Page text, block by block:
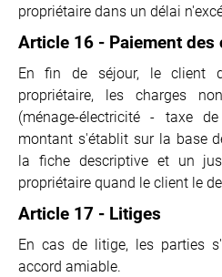
propriétaire dans un délai
Article 16 - Paiement des
En fin de séjour, le client
propriétaire, les charges
(ménage-électricité - taxe
montant s'établit sur la base
la fiche descriptive et un
propriétaire quand le client le
Article 17 - Litiges
En cas de litige, les parties
accord amiable.